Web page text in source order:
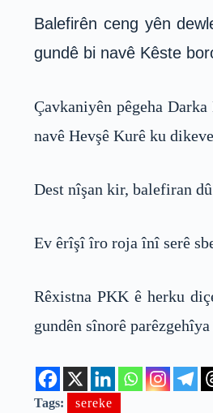
Balefirên ceng yên
gundê bi navê Kêste
Çavkaniyên pêgeha
navê Hevşê Kurê ku
Dest nîşan kir, balefiran
Ev êrîşî îro roja înî serê
Rêxistna PKK ê herku
gundên sînorê
Tags: sereke